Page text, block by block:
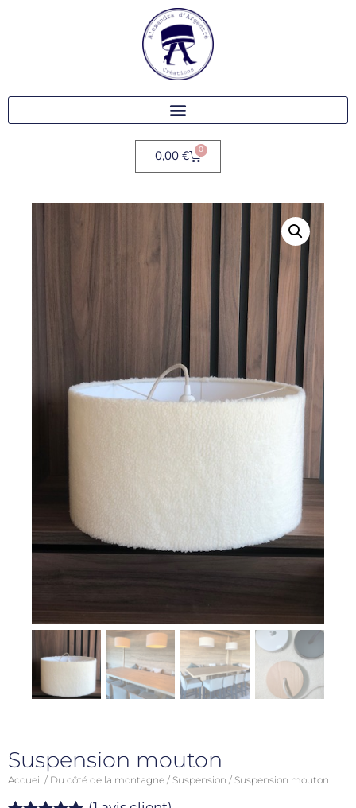
0,00 € 0
Suspension mouton
Accueil / Du côté de la montagne / Suspension / Suspension mouton